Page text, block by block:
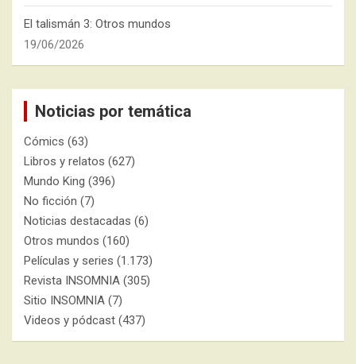
El talismán 3: Otros mundos
19/06/2026
Noticias por temática
Cómics (63)
Libros y relatos (627)
Mundo King (396)
No ficción (7)
Noticias destacadas (6)
Otros mundos (160)
Películas y series (1.173)
Revista INSOMNIA (305)
Sitio INSOMNIA (7)
Videos y pódcast (437)